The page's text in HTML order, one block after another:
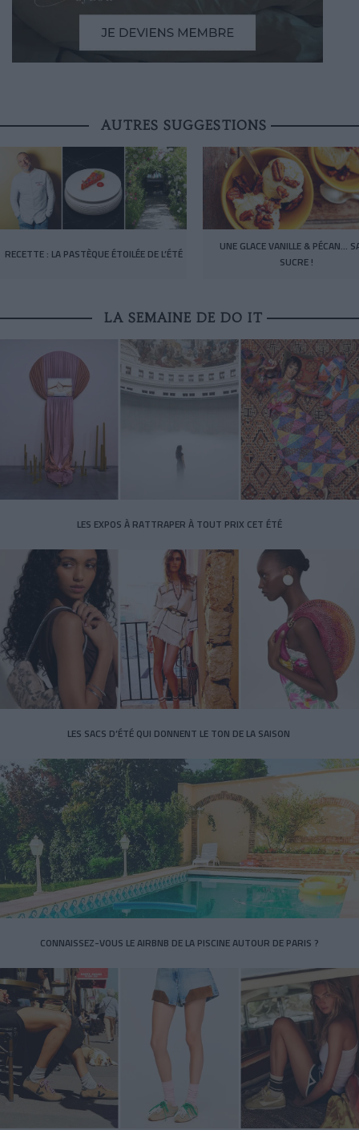
AUTRES SUGGESTIONS
RECETTE : LA PASTÈQUE ÉTOILÉE DE L’ÉTÉ
UNE GLACE VANILLE & PÉCAN…
SUCRE !
LA SEMAINE DE DO IT
LES EXPOS À RATTRAPER À TOUT PRIX CET ÉTÉ
LES SACS D’ÉTÉ QUI DONNENT LE TON DE LA SAISON
CONNAISSEZ-VOUS LE AIRBNB DE LA PISCINE AUTOUR DE PARIS ?